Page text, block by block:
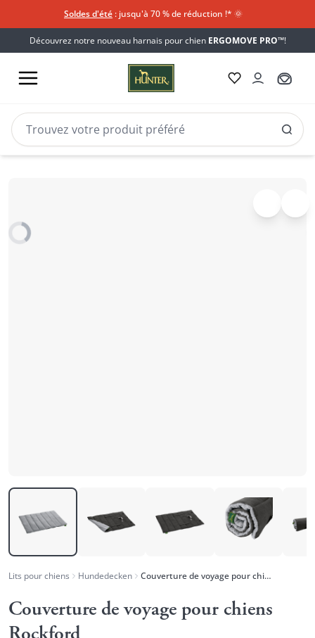
Soldes d'été : jusqu'à 70 % de réduction !*​ 🌞
Découvrez notre nouveau harnais pour chien ERGOMOVE PRO™!
Lits pour chiens Hundedecken Couverture de voyage pour chiens Rockford
Couverture de voyage pour chiens